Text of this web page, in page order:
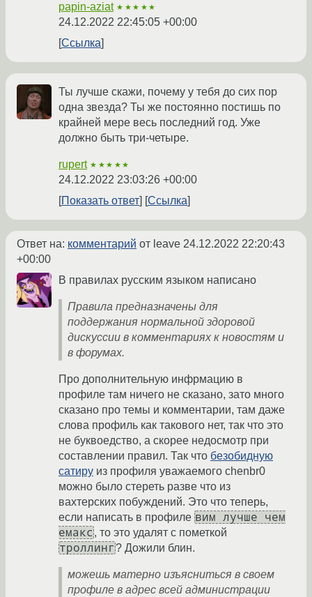
papin-aziat ★★★★★
24.12.2022 22:45:05 +00:00
Ссылка
Ты лучше скажи, почему у тебя до сих пор
одна звезда? Ты же постоянно постишь по
крайней мере весь последний год. Уже
должно быть три-четыре.
rupert ★★★★★
24.12.2022 23:03:26 +00:00
Показать ответ
Ссылка
Ответ на: комментарий от leave 24.12.2022 22:20:43
+00:00
В правилах русским языком написано
Правила предназначены для
поддержания нормальной здоровой
дискуссии в комментариях к новостям и
в форумах.
Про дополнительную инфрмацию в
профиле там ничего не сказано, зато много
сказано про темы и комментарии, там даже
слова профиль как такового нет, так что это
не буквоедство, а скорее недосмотр при
составлении правил. Так что безобидную
сатиру из профиля уважаемого chenbr0
можно было стереть разве что из
вахтерских побуждений. Это что теперь,
если написать в профиле вим лучше чем
емакс , то это удалят с пометкой
троллинг? Дожили блин.
можешь матерно изъясниться в своем
профиле в адрес всей администрации